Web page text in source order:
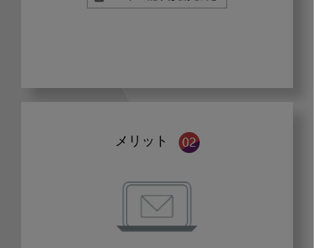
メリット